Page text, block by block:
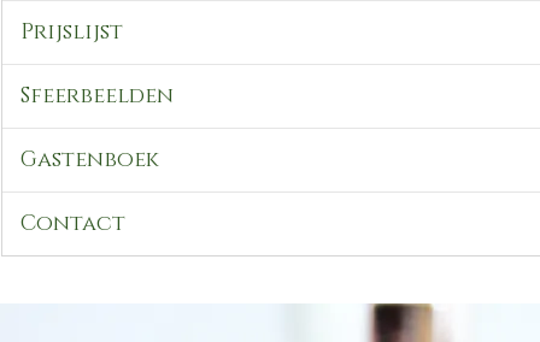
Prijslijst
Sfeerbeelden
Gastenboek
Contact